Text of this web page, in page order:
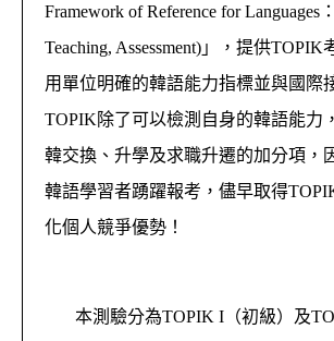
Framework of Reference for Languages
Teaching, Assessment)」，提供
用單位明確的韓語能力指標並與國際
TOPIK除了可以檢測自身的韓語能力
韓交換、升學及求職升遷的加分項，
韓語學習者踴躍報考，儘早取得
化個人競爭優勢！
本測驗分為TOPIK I（初級）及